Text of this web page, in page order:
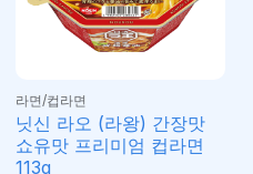
라면/컵라면
닛신 라오 (라왕) 간장맛
쇼유맛 프리미엄 컵라면
113g